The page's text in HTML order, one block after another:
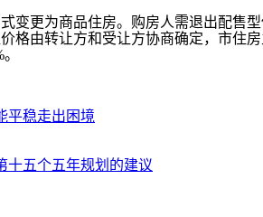
更为商品住房。购房人需退出配售
格由转让方和受让方协商确定，市
平稳走出困境
十五个五年规划的建议